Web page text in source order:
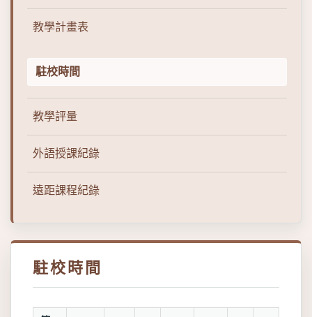
教學計畫表
駐校時間
教學評量
外語授課紀錄
遠距課程紀錄
駐校時間